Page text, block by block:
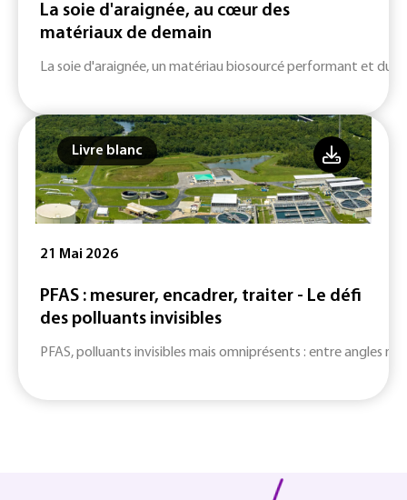
La soie d'araignée, au cœur des
matériaux de demain
La soie d'araignée, un matériau biosourcé performant et
Livre blanc
21 Mai 2026
PFAS : mesurer, encadrer, traiter - Le défi
des polluants invisibles
PFAS, polluants invisibles mais omniprésents : entre angles